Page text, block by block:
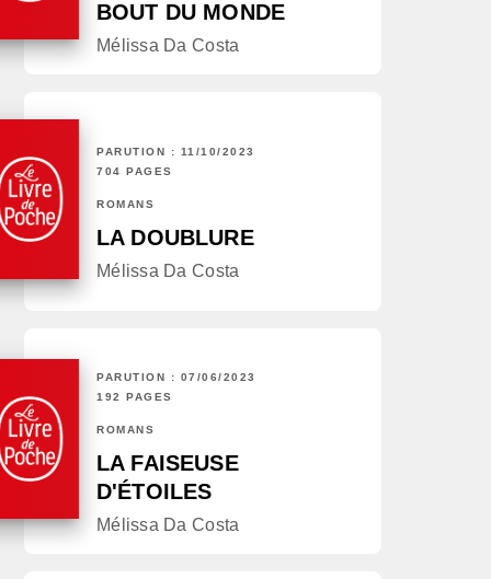
BOUT DU MONDE
Mélissa Da Costa
PARUTION : 11/10/2023
704 PAGES
ROMANS
LA DOUBLURE
Mélissa Da Costa
PARUTION : 07/06/2023
192 PAGES
ROMANS
LA FAISEUSE
D'ÉTOILES
Mélissa Da Costa